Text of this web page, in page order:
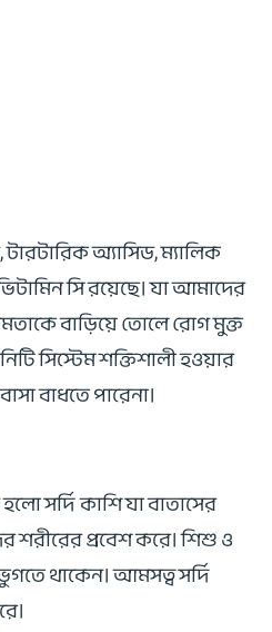
অ্যাসিড, ম্যালিক
সি রয়েছে। যা আমাদের
বাড়িয়ে তোলে রোগ মুক্ত
সিস্টেম শক্তিশালী হওয়ার
বাধতে পারেনা।
সর্দি কাশি যা বাতাসের
শরীরের প্রবেশ করে। শিশু ও
থাকেন। আমসত্ব সর্দি